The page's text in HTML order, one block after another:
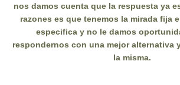
nos damos cuenta que la respuesta ya
razones es que tenemos la mirada fija
especifica y no le damos
respondernos con una mejor alternativa
la misma.